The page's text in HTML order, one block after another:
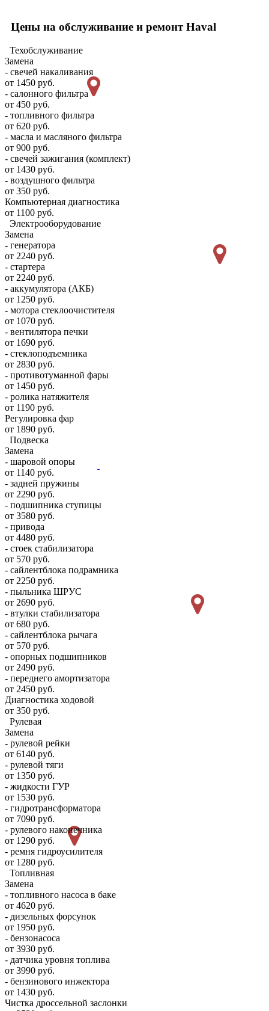
Цены на обслуживание и ремонт Haval
Техобслуживание
Замена
- свечей накаливания
от 1450 руб.
- салонного фильтра
от 450 руб.
- топливного фильтра
от 620 руб.
- масла и масляного фильтра
от 900 руб.
- свечей зажигания (комплект)
от 1430 руб.
- воздушного фильтра
от 350 руб.
Компьютерная диагностика
от 1100 руб.
Электрооборудование
Замена
- генератора
от 2240 руб.
- стартера
от 2240 руб.
- аккумулятора (АКБ)
от 1250 руб.
- мотора стеклоочистителя
от 1070 руб.
- вентилятора печки
от 1690 руб.
- стеклоподъемника
от 2830 руб.
- противотуманной фары
от 1450 руб.
- ролика натяжителя
от 1190 руб.
Регулировка фар
от 1890 руб.
Подвеска
Замена
- шаровой опоры
от 1140 руб.
- задней пружины
от 2290 руб.
- подшипника ступицы
от 3580 руб.
- привода
от 4480 руб.
- стоек стабилизатора
от 570 руб.
- сайлентблока подрамника
от 2250 руб.
- пыльника ШРУС
от 2690 руб.
- втулки стабилизатора
от 680 руб.
- сайлентблока рычага
от 570 руб.
- опорных подшипников
от 2490 руб.
- переднего амортизатора
от 2450 руб.
Диагностика ходовой
от 350 руб.
Рулевая
Замена
- рулевой рейки
от 6140 руб.
- рулевой тяги
от 1350 руб.
- жидкости ГУР
от 1530 руб.
- гидротрансформатора
от 7090 руб.
- рулевого наконечника
от 1290 руб.
- ремня гидроусилителя
от 1280 руб.
Топливная
Замена
- топливного насоса в баке
от 4620 руб.
- дизельных форсунок
от 1950 руб.
- бензонасоса
от 3930 руб.
- датчика уровня топлива
от 3990 руб.
- бензинового инжектора
от 1430 руб.
Чистка дроссельной заслонки